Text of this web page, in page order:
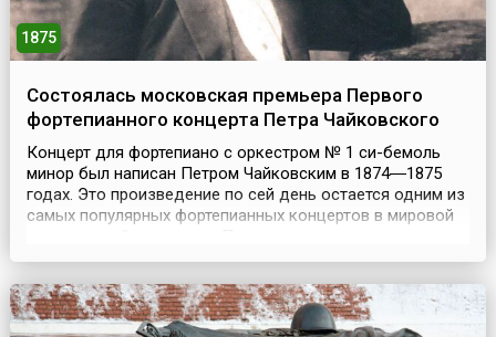
1875
Состоялась московская премьера Первого
фортепианного концерта Петра Чайковского
Концерт для фортепиано с оркестром № 1 си-бемоль
минор был написан Петром Чайковским в 1874―1875
годах. Это произведение по сей день остается одним из
самых популярных фортепианных концертов в мировой
посвятил его композитору и пианисту Николаю
исполнителем. Чайковский представил ему законченный,
н...